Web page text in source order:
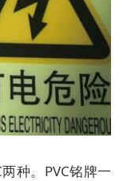
种。PVC铭牌一